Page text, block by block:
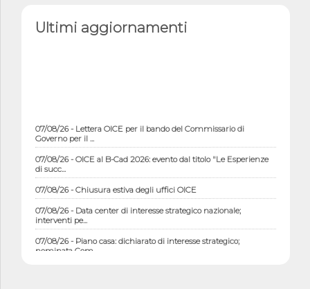
Ultimi aggiornamenti
07/08/26 - Lettera OICE per il bando del Commissario di
Governo per il ...
07/08/26 - OICE al B-Cad 2026: evento dal titolo "Le Esperienze
di succ...
07/08/26 - Chiusura estiva degli uffici OICE
07/08/26 - Data center di interesse strategico nazionale;
interventi pe...
07/08/26 - Piano casa: dichiarato di interesse strategico;
nominata Com...